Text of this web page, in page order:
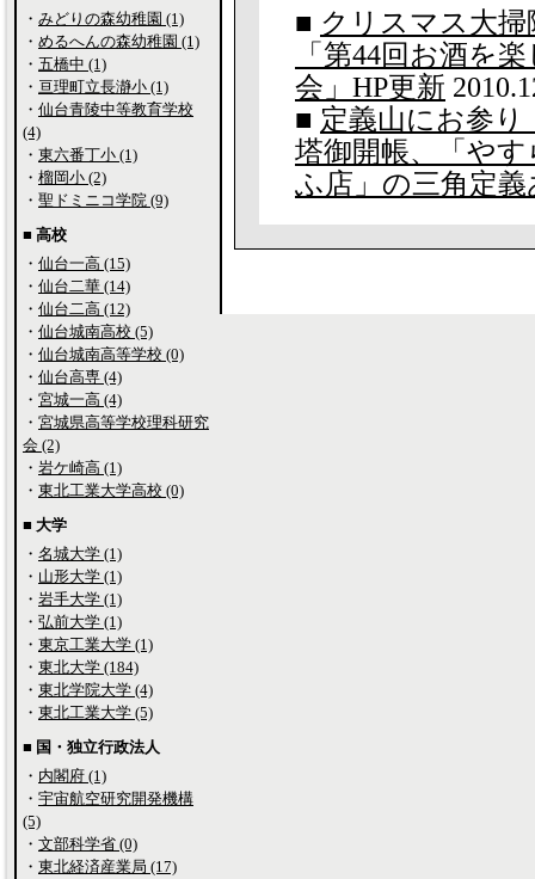
■ クリスマス大掃
「第44回お酒を
会」HP更新
■ 定義山にお参り
塔御開帳、「や
ふ店」の三角定
・ みどりの森幼稚園 (1)
・ めるへんの森幼稚園 (1)
・ 五橋中 (1)
・ 亘理町立長瀞小 (1)
・ 仙台青陵中等教育学校
(4)
・ 東六番丁小 (1)
・ 榴岡小 (2)
・ 聖ドミニコ学院 (9)
■ 高校
・ 仙台一高 (15)
・ 仙台二華 (14)
・ 仙台二高 (12)
・ 仙台城南高校 (5)
・ 仙台城南高等学校 (0)
・ 仙台高専 (4)
・ 宮城一高 (4)
・ 宮城県高等学校理科研究
会 (2)
・ 岩ケ崎高 (1)
・ 東北工業大学高校 (0)
■ 大学
・ 名城大学 (1)
・ 山形大学 (1)
・ 岩手大学 (1)
・ 弘前大学 (1)
・ 東京工業大学 (1)
・ 東北大学 (184)
・ 東北学院大学 (4)
・ 東北工業大学 (5)
■ 国・独立行政法人
・ 内閣府 (1)
・ 宇宙航空研究開発機構
(5)
・ 文部科学省 (0)
・ 東北経済産業局 (17)